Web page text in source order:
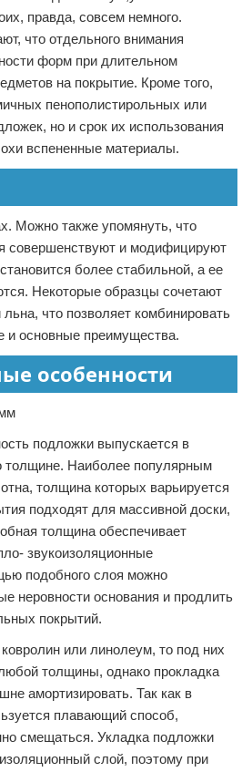
правда, совсем немного.
что отдельного внимания
форм при длительном
на покрытие. Кроме того,
пенополистирольных или
но и срок их использования
вспененные материалы.
Можно также упомянуть, что
совершенствуют и модифицируют
более стабильной, а ее
Некоторые образцы сочетают
что позволяет комбинировать
основные преимущества.
особенности
подложки выпускается в
толщине. Наиболее популярным
толщина которых варьируется
подходят для массивной доски,
толщина обеспечивает
звукоизоляционные
подобного слоя можно
неровности основания и продлить
покрытий.
или линолеум, то под них
толщины, однако прокладка
амортизировать. Так как в
плавающий способ,
смещаться. Укладка подложки
слой, поэтому при